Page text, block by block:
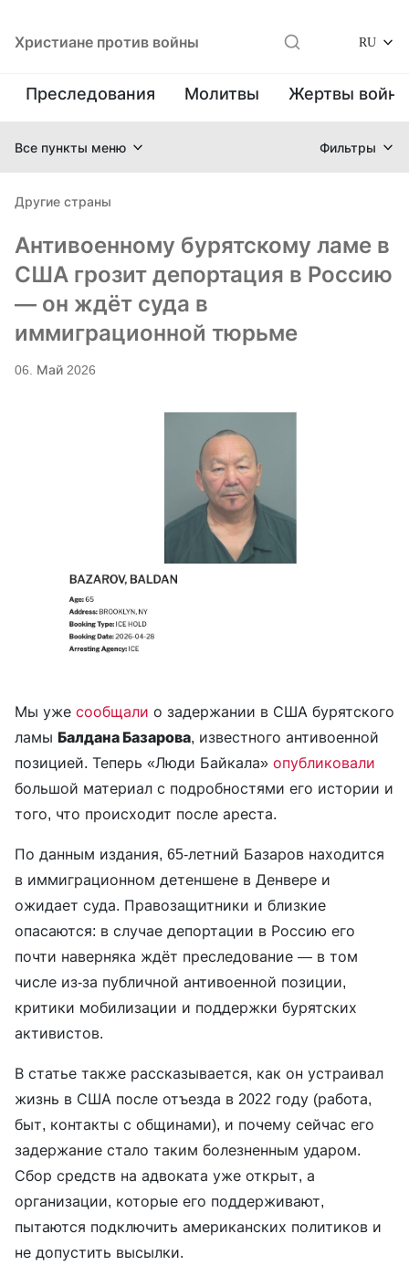
Христиане против войны RU
Преследования Молитвы Жертвы
Все пункты меню Фильтры
Другие страны
Антивоенному бурятскому ламе в
США грозит депортация в Россию
— он ждёт суда в
иммиграционной тюрьме
06. Май 2026
Мы уже сообщали о задержании в США бурятского
ламы Балдана Базарова, известного антивоенной
позицией. Теперь «Люди Байкала» опубликовали
большой материал с подробностями его истории и
того, что происходит после ареста.
По данным издания, 65-летний Базаров находится
в иммиграционном детеншене в Денвере и
ожидает суда. Правозащитники и близкие
опасаются: в случае депортации в Россию его
почти наверняка ждёт преследование — в том
числе из-за публичной антивоенной позиции,
критики мобилизации и поддержки бурятских
активистов.
В статье также рассказывается, как он устраивал
жизнь в США после отъезда в 2022 году (работа,
быт, контакты с общинами), и почему сейчас его
задержание стало таким болезненным ударом.
Сбор средств на адвоката уже открыт, а
организации, которые его поддерживают,
пытаются подключить американских политиков и
не допустить высылки.